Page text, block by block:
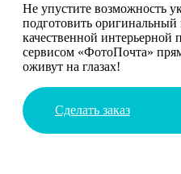
Не упустите возможность
подготовить
качественной интерьерной
сервисом «ФотоПочта»
оживут на глазах!
Сделать заказ